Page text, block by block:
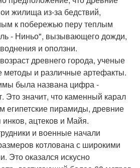
жилища из-за бедствий,
к побережью перу теплым
- Ниньо", вызывающего дожди,
и оползни.
древнего города, ученые
методы и различные артефакты.
была названа цифра -
Это значит, что каменный карал
египетские пирамиды, древние
ацтеков и Майя.
и военные начали
котлована с широкими
Это оказался искусно